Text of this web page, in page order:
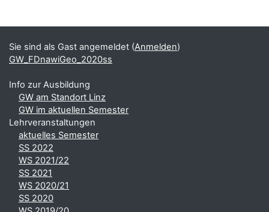
Ergänzungsblöcke
Sie sind als Gast angemeldet (Anmelden)
GW_FDnawiGeo_2020ss
Info zur Ausbildung
GW am Standort Linz
GW im aktuellen Semester
Lehrveranstaltungen
aktuelles Semester
SS 2022
WS 2021/22
SS 2021
WS 2020/21
SS 2020